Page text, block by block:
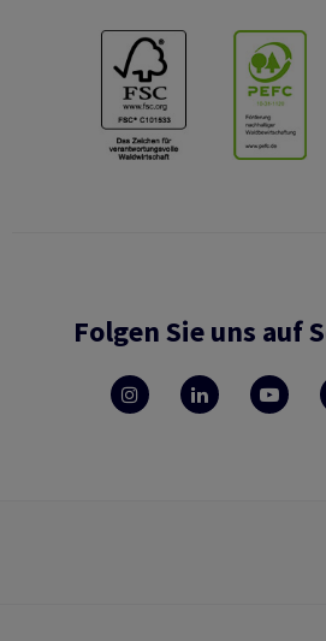
Folgen Sie uns auf